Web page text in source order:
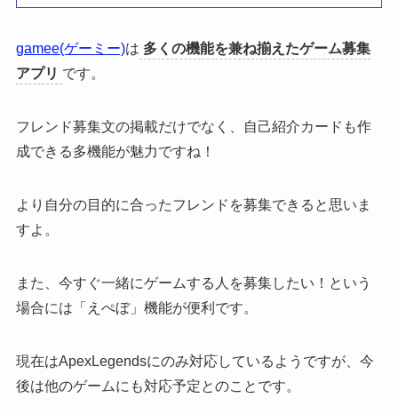
gamee(ゲーミー)は 多くの機能を兼ね揃えたゲーム募集
アプリ です。
フレンド募集文の掲載だけでなく、自己紹介カードも作
成できる多機能が魅力ですね！
より自分の目的に合ったフレンドを募集できると思いま
すよ。
また、 今すぐ一緒にゲームする人を募集したい！という
場合には「えぺぼ」機能が便利 です。
現在はApexLegendsにのみ対応しているようですが、今
後は他のゲームにも対応予定とのことです。